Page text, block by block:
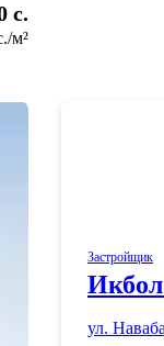
c.
м²
Застройщик
ул.